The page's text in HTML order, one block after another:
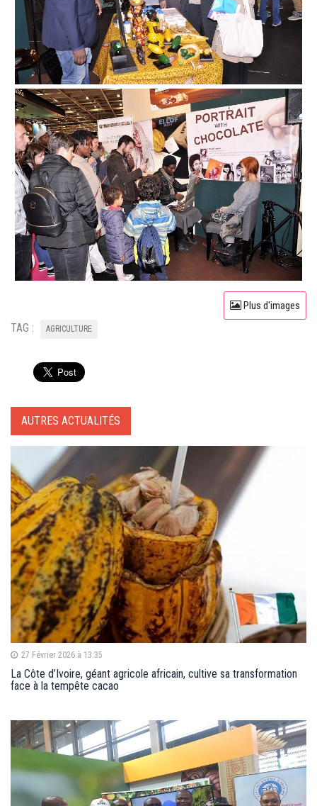
Plus d'images
TAG : AGRICULTURE
AUTRES ACTUALITÉS
27 Février 2026 à 13:35
La Côte d’Ivoire, géant agricole africain, cultive sa transformation
face à la tempête cacao